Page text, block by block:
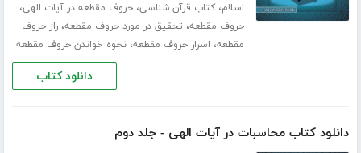
اسلام،کتاب قرآن شناسی،حروف مقطعه در آیات الهی،
حروف مقطعه، تحقیق در مورد حروف مقطعه،راز حروف
مقطعه، اسرار حروف مقطعه،نحوه خواندن حروف مقطعه
دانلود کتاب
دانلود کتاب محاسبات در آیات الهی - جلد دوم